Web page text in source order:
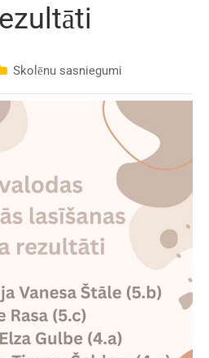
Skolēnu sasniegumi